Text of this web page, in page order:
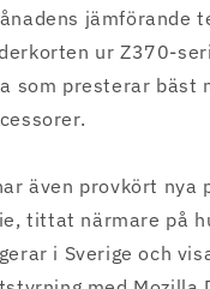
jämförande
ur Z370-
som presterar bäst
även provkört nya
tittat närmare på
i Sverige och